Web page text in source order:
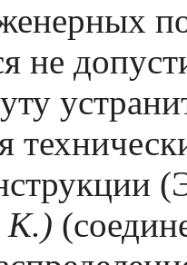
не­
К.)